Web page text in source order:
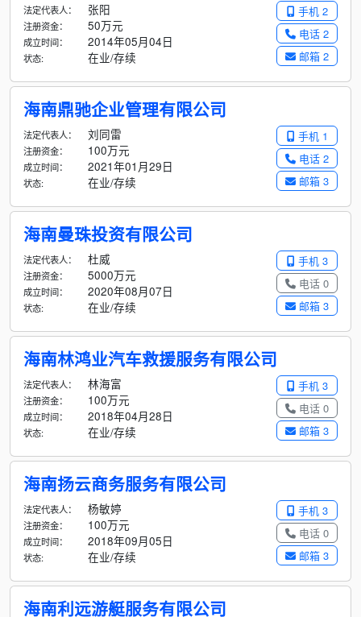
手机 2
电话 2
邮箱 2
法定代表人： 张阳
注册资金： 50万元
成立时间： 2014年05月04日
状态: 在业/存续
海南鼎驰企业管理有限公司
手机 1
电话 2
邮箱 3
法定代表人： 刘同雷
注册资金： 100万元
成立时间： 2021年01月29日
状态: 在业/存续
海南曼珠投资有限公司
手机 3
电话 0
邮箱 3
法定代表人： 杜威
注册资金： 5000万元
成立时间： 2020年08月07日
状态: 在业/存续
海南林鸿业汽车救援服务有限公司
手机 3
电话 0
邮箱 3
法定代表人： 林海富
注册资金： 100万元
成立时间： 2018年04月28日
状态: 在业/存续
海南扬云商务服务有限公司
手机 3
电话 0
邮箱 3
法定代表人： 杨敏婷
注册资金： 100万元
成立时间： 2018年09月05日
状态: 在业/存续
海南利远游艇服务有限公司